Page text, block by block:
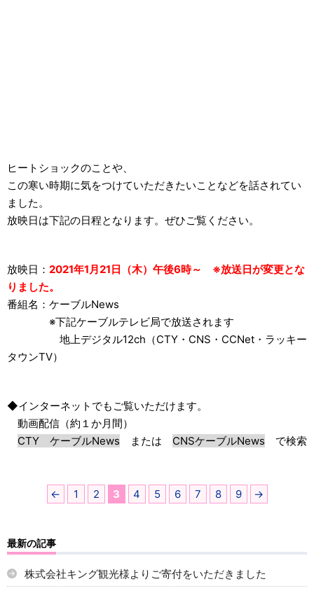
ヒートショックのことや、
この寒い時期に気をつけていただきたいことなどを話されてい
ました。
放映日は下記の日程となります。ぜひご覧ください。
放映日： 2021年1月21日（木）午後6時～ ※放送日が変更とな
りました。
番組名：ケーブルNews
※下記ケーブルテレビ局で放送されます
地上デジタル12ch（CTY・CNS・CCNet・ラッキー
タウンTV）
◆インターネットでもご覧いただけます。
動画配信（約１か月間）
CTY ケーブルNews または CNSケーブルNews で検索
← 1 2 3 4 5 6 7 8 9 →
最新の記事
株式会社キング観光様よりご寄付をいただきました